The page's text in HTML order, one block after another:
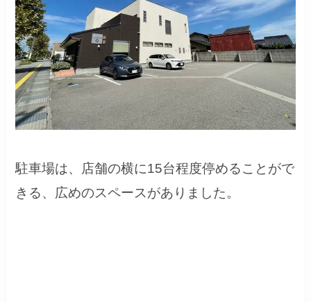
駐車場は、店舗の横に15台程度停めることがで
きる、広めのスペースがありました。